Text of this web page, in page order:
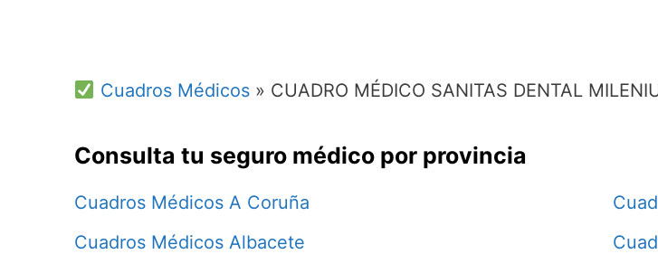
Cuadros Médicos» CUADRO MÉDICO SANITAS DENTAL
Consulta tu seguro médico por provincia
Cuadros Médicos A Coruña
Cuadros Médicos Albacete